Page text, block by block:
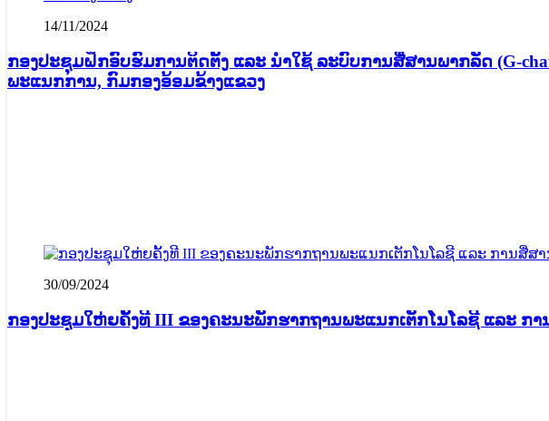
14/11/2024
ກອງປະຊຸມຝຶກອົບຮົມການຕິດຕັ້ງ ແລະ ນໍາໃຊ້ ລະບົບການສື່ສານພາກລັດ (G-
ພະແນກການ, ກົມກອງອ້ອມຂ້າງແຂວງ
30/09/2024
ກອງປະຊຸມໃຫ່ຍຄັ້ງທີ III ຂອງຄະນະພັກຮາກຖານພະແນກເຕັກໂນໂລຊີ ແລະ ກາ